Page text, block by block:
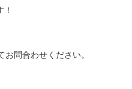
お問合わせください。